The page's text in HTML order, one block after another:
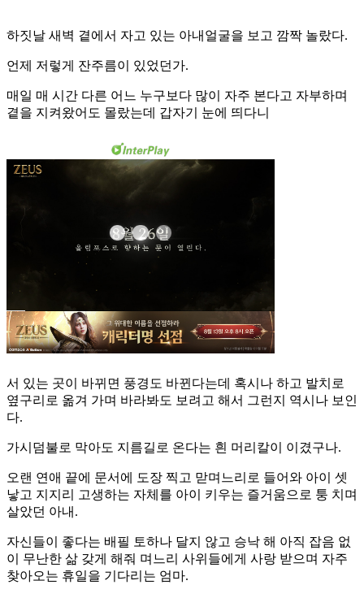
하짓날 새벽 곁에서 자고 있는 아내얼굴을 보고 깜짝 놀랐다.
언제 저렇게 잔주름이 있었던가.
매일 매 시간 다른 어느 누구보다 많이 자주 본다고 자부하며
곁을 지켜왔어도 몰랐는데 갑자기 눈에 띄다니
서 있는 곳이 바뀌면 풍경도 바뀐다는데 혹시나 하고 발치로
옆구리로 옮겨 가며 바라봐도 보려고 해서 그런지 역시나 보인
다.
가시덤불로 막아도 지름길로 온다는 흰 머리칼이 이겼구나.
오랜 연애 끝에 문서에 도장 찍고 맏며느리로 들어와 아이 셋
낳고 지지리 고생하는 자체를 아이 키우는 즐거움으로 퉁 치며
살았던 아내.
자신들이 좋다는 배필 토하나 달지 않고 승낙 해 아직 잡음 없
이 무난한 삶 갖게 해줘 며느리 사위들에게 사랑 받으며 자주
찾아오는 휴일을 기다리는 엄마.